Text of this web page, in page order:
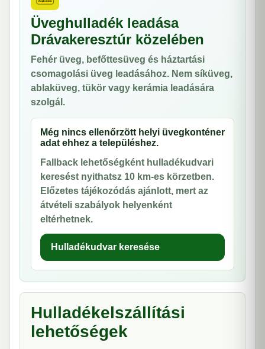
Üveghulladék leadása
Drávakeresztúr közelében
Fehér üveg, befőttesüveg és háztartási
csomagolási üveg leadásához. Nem síküveg,
ablaküveg, tükör vagy kerámia leadására
szolgál.
Még nincs ellenőrzött helyi üvegkonténer
adat ehhez a településhez.
Fallback lehetőségként hulladékudvari
keresést nyithatsz 10 km-es körzetben.
Előzetes tájékozódás ajánlott, mert az
átvételi szabályok helyenként
eltérhetnek.
Hulladékudvar keresése
Hulladékelszállítási
lehetőségek